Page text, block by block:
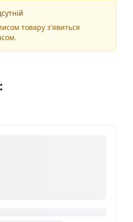
товару з'явиться